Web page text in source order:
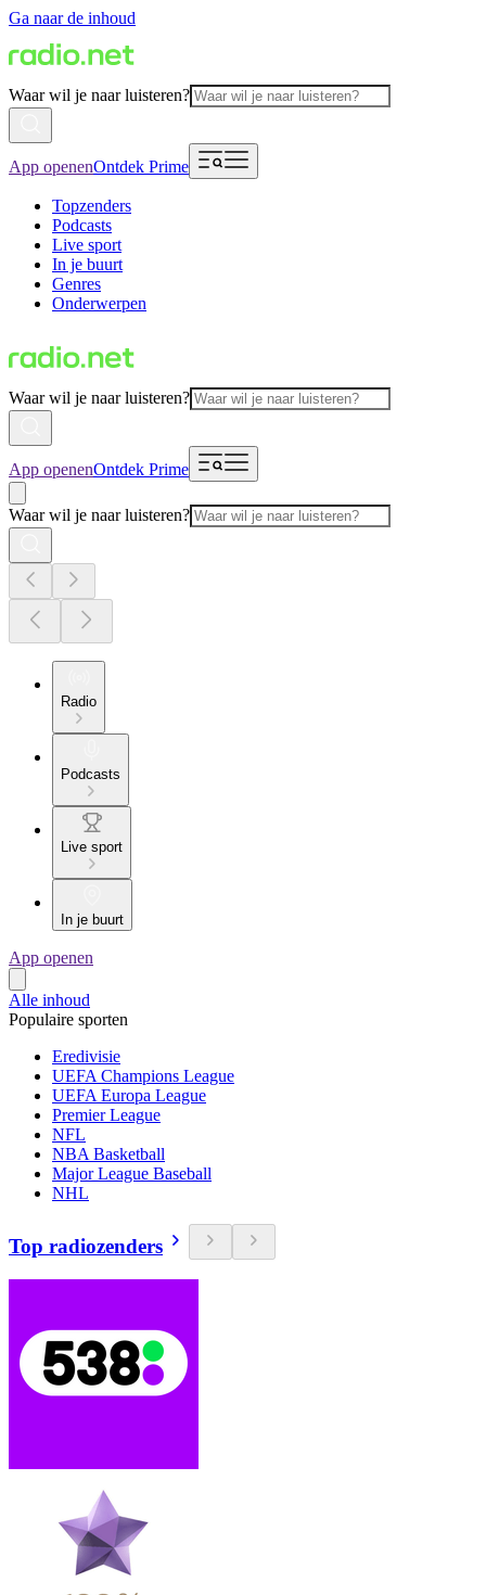
Ga naar de inhoud
Waar wil je naar luisteren?
App openenOntdek Prime
Topzenders
Podcasts
Live sport
In je buurt
Genres
Onderwerpen
Waar wil je naar luisteren?
App openenOntdek Prime
Waar wil je naar luisteren?
Radio
Podcasts
Live sport
In je buurt
App openen
Alle inhoud
Populaire sporten
Eredivisie
UEFA Champions League
UEFA Europa League
Premier League
NFL
NBA Basketball
Major League Baseball
NHL
Top radiozenders